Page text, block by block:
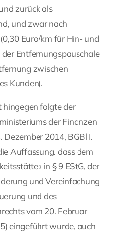
zurück als
und zwar nach
Euro/km für Hin- und
Entfernungspauschale
zwischen
Kunden).
hingegen folgte der
der Finanzen
Dezember 2014, BGBl I.
Auffassung, dass dem
in § 9 EStG, der
und Vereinfachung
und des
vom 20. Februar
eingeführt wurde, auch